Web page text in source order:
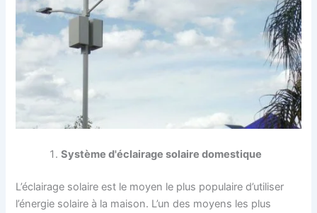
Système d'éclairage solaire domestique
L’éclairage solaire est le moyen le plus populaire d’utiliser
l’énergie solaire à la maison. L’un des moyens les plus